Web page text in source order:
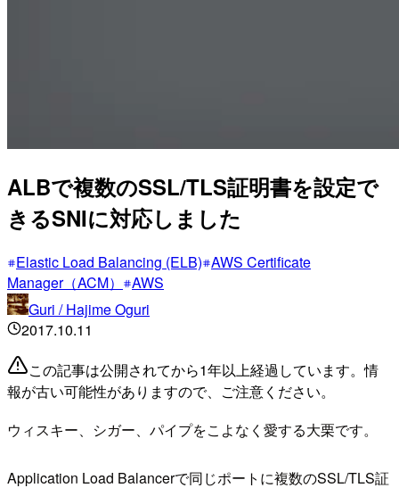
ALBで複数のSSL/TLS証明書を設定で
きるSNIに対応しました
Elastic Load Balancing (ELB) AWS Certificate
Manager（ACM）
AWS
Guri / Hajime Oguri
2017.10.11
この記事は公開されてから1年以上経過しています。情
報が古い可能性がありますので、ご注意ください。
ウィスキー、シガー、パイプをこよなく愛する大栗です。
Application Load Balancerで同じポートに複数のSSL/TLS証